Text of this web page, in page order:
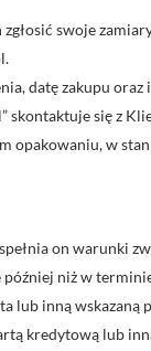
swoje
datę zakupu
się z
w
on warunki
później niż w
lub inną wskazaną
kredytową lub